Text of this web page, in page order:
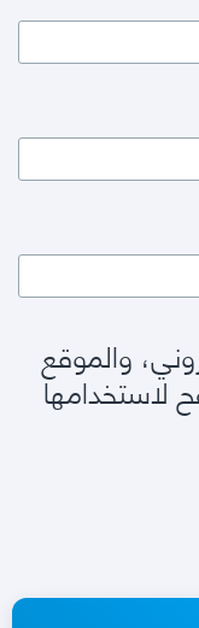
والموقع
لاستخدامها